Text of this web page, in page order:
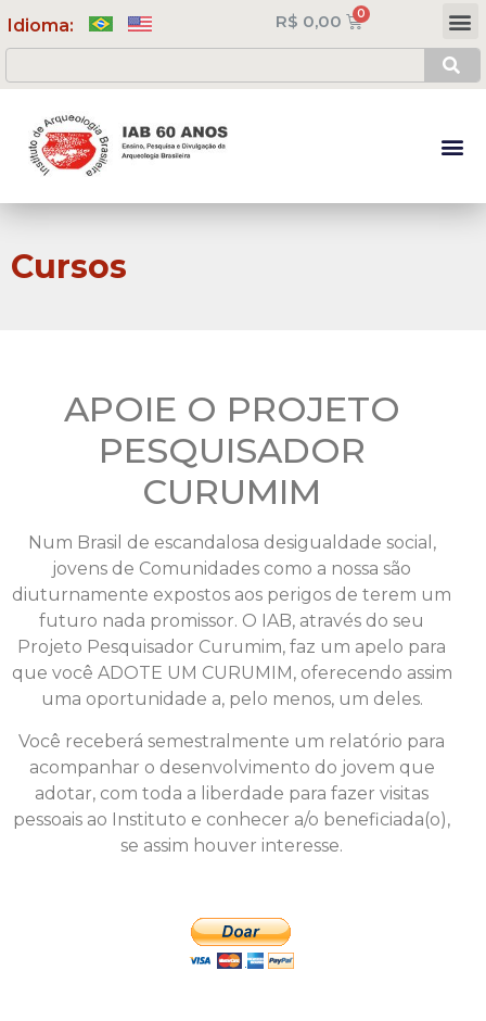
Idioma: R$ 0,00
Cursos
APOIE O PROJETO
PESQUISADOR
CURUMIM​
Num Brasil de escandalosa desigualdade social,
jovens de Comunidades como a nossa são
diuturnamente expostos aos perigos de terem um
futuro nada promissor. O IAB, através do seu
Projeto Pesquisador Curumim, faz um apelo para
que você ADOTE UM CURUMIM, oferecendo assim
uma oportunidade a, pelo menos, um deles.
Você receberá semestralmente um relatório para
acompanhar o desenvolvimento do jovem que
adotar, com toda a liberdade para fazer visitas
pessoais ao Instituto e conhecer a/o beneficiada(o),
se assim houver interesse.